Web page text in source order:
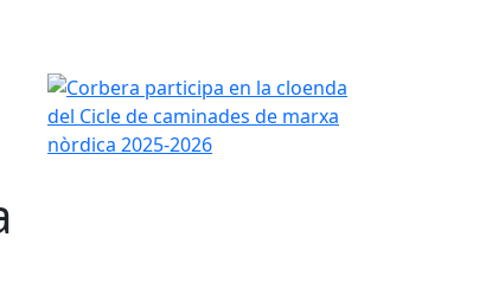
Corbera participa en la cloenda del Cicle de